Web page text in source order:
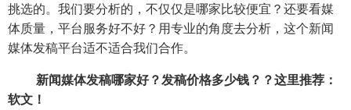
挑选的。我们要分析的，不仅仅是哪家比较便宜？还要看媒
体质量，平台服务好不好？用专业的角度去分析，这个新闻
媒体发稿平台适不适合我们合作。
新闻媒体发稿哪家好？发稿价格多少钱？？这里推荐：
软文！